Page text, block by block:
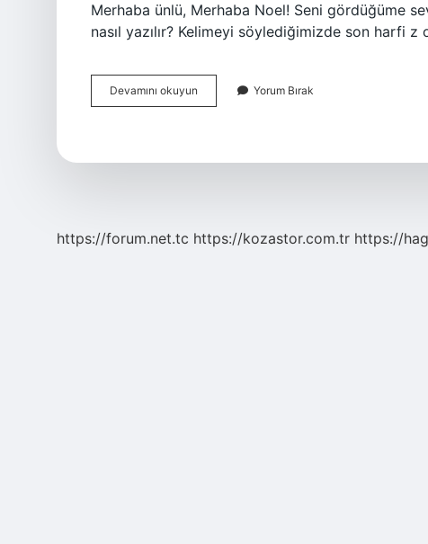
Merhaba ünlü, Merhaba Noel! Seni gördüğüme
nasıl yazılır? Kelimeyi söylediğimizde son harfi
Devamını okuyun Herkese
Merhaba
Yorum Bırak
https://forum.net.tc https://kozastor.com.tr https://